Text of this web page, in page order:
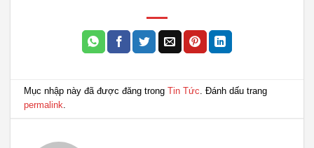
Mục nhập này đã được đăng trongTin Tức. Đánh dấu trang
permalink.